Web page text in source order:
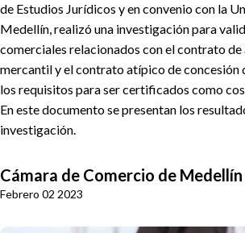
de Estudios Jurídicos y en convenio con la
Medellín, realizó una investigación para
comerciales relacionados con el contrato
mercantil y el contrato atípico de concesión
los requisitos para ser certificados como
En este documento se presentan los
investigación.
Cámara de Comercio de
Febrero 02 2023